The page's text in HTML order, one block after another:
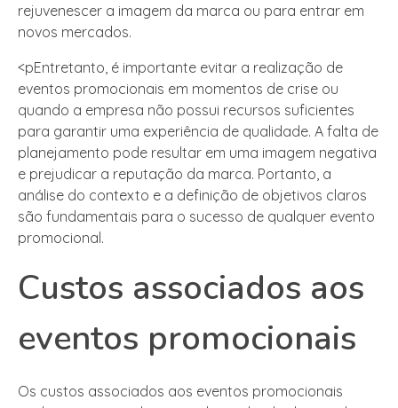
rejuvenescer a imagem da marca ou para entrar em
novos mercados.
<pEntretanto, é importante evitar a realização de
eventos promocionais em momentos de crise ou
quando a empresa não possui recursos suficientes
para garantir uma experiência de qualidade. A falta de
planejamento pode resultar em uma imagem negativa
e prejudicar a reputação da marca. Portanto, a
análise do contexto e a definição de objetivos claros
são fundamentais para o sucesso de qualquer evento
promocional.
Custos associados aos
eventos promocionais
Os custos associados aos eventos promocionais